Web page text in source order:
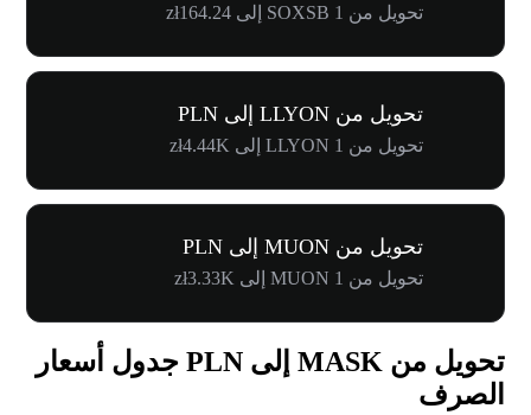
تحويل من 1 SOXSB إلى zł164.24
تحويل من LLYON إلى PLN
تحويل من 1 LLYON إلى zł4.44K
تحويل من MUON إلى PLN
تحويل من 1 MUON إلى zł3.33K
تحويل من MASK إلى PLN جدول أسعار
الصرف